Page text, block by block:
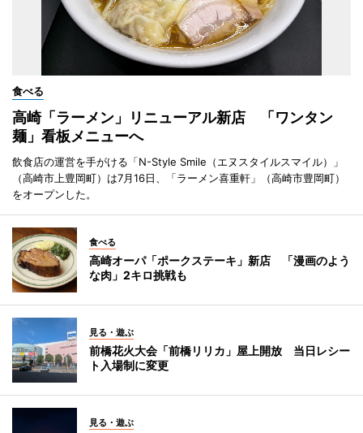
食べる
高崎「ラーメン」リニューアル新店 「ワンタン
麺」看板メニューへ
飲食店の運営を手がける「N-Style Smile（エヌスタイルスマイル）」
（高崎市上豊岡町）は7月16日、「ラーメン喜重軒」（高崎市豊岡町）
をオープンした。
食べる
高崎オーパ「ポークステーキ」新店 「漫画のよう
な肉」2キロ挑戦も
見る・遊ぶ
前橋花火大会「前橋リリカ」屋上開放 当日レシー
ト入場制に変更
見る・遊ぶ